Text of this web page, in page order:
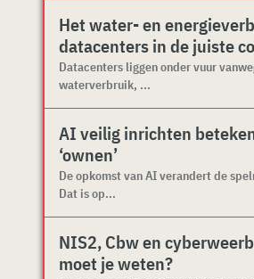
Het water- en
datacenters in de juiste
Datacenters liggen onder vuur
waterverbruik, ...
AI veilig inrichten
‘ownen’
De opkomst van AI verandert de
Dat is op...
NIS2, Cbw en
moet je weten?